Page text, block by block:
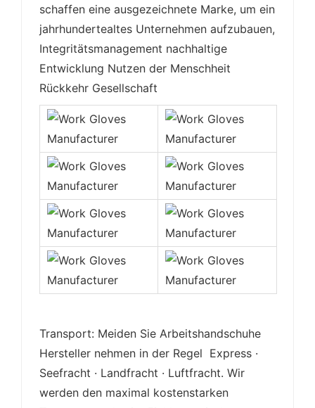
schaffen eine ausgezeichnete Marke, um ein
jahrhundertealtes Unternehmen aufzubauen,
Integritätsmanagement nachhaltige
Entwicklung Nutzen der Menschheit
Rückkehr Gesellschaft
Transport: Meiden Sie Arbeitshandschuhe
Hersteller nehmen in der Regel Express ·
Seefracht · Landfracht · Luftfracht. Wir
werden den maximal kostenstarken